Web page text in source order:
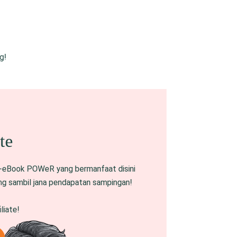
POWeR yang bermanfaat disini
sambil jana pendapatan sampingan!